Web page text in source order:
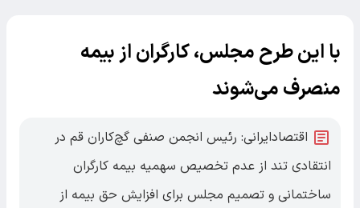
با این طرح مجلس، کارگران از بیمه
منصرف می‌شوند
اقتصادایرانی: رئیس انجمن صنفی گچ‌کاران قم در
انتقادی تند از عدم تخصیص سهمیه بیمه کارگران
ساختمانی و تصمیم مجلس برای افزایش حق بیمه از